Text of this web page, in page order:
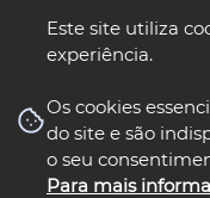
Este site utiliza
experiência.
Os cookies
do site e são
o seu
Para mais
nos